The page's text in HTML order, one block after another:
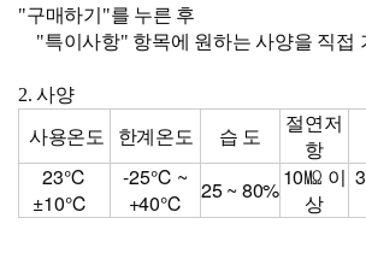
"구매하기"를 누른 후
"특이사항" 항목에 원하는 사양을 직접
2. 사양
사용온도 한계온도 습 도
절연저
항
23℃
±10℃
-25℃ ~
+40℃
25 ~ 80%10㏁ 이
상